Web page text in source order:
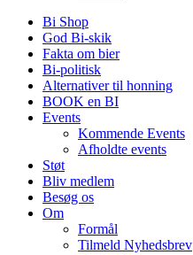
Bi Shop
God Bi-skik
Fakta om bier
Bi-politisk
Alternativer til honning
BOOK en BI
Events
Kommende Events
Afholdte events
Støt
Bliv medlem
Besøg os
Om
Formål
Tilmeld Nyhedsbrev